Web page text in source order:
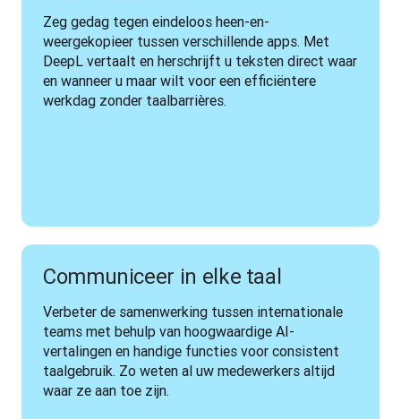
Zeg gedag tegen eindeloos heen-en-
weergekopieer tussen verschillende apps. Met
DeepL vertaalt en herschrijft u teksten direct waar
en wanneer u maar wilt voor een efficiëntere
werkdag zonder taalbarrières.
Communiceer in elke taal
Verbeter de samenwerking tussen internationale
teams met behulp van hoogwaardige AI-
vertalingen en handige functies voor consistent
taalgebruik. Zo weten al uw medewerkers altijd
waar ze aan toe zijn.